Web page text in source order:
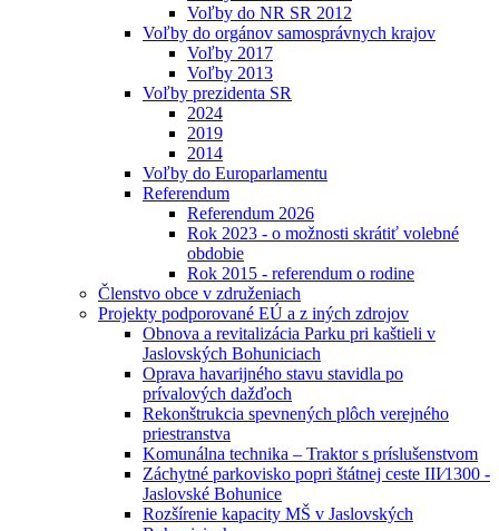
Voľby do NR SR 2012
Voľby do orgánov samosprávnych krajov
Voľby 2017
Voľby 2013
Voľby prezidenta SR
2024
2019
2014
Voľby do Europarlamentu
Referendum
Referendum 2026
Rok 2023 - o možnosti skrátiť volebné
obdobie
Rok 2015 - referendum o rodine
Členstvo obce v združeniach
Projekty podporované EÚ a z iných zdrojov
Obnova a revitalizácia Parku pri kaštieli v
Jaslovských Bohuniciach
Oprava havarijného stavu stavidla po
prívalových dažďoch
Rekonštrukcia spevnených plôch verejného
priestranstva
Komunálna technika – Traktor s príslušenstvom
Záchytné parkovisko popri štátnej ceste III⁄1300 -
Jaslovské Bohunice
Rozšírenie kapacity MŠ v Jaslovských